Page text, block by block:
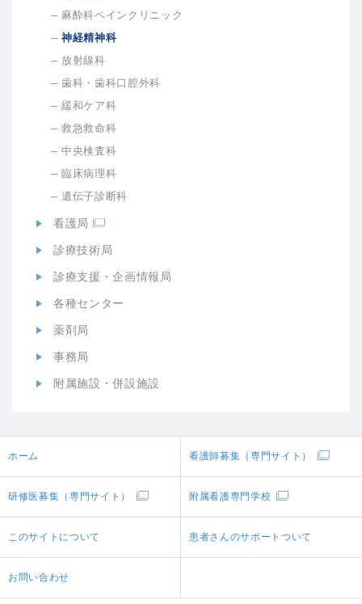
麻酔科ペインクリニック
神経精神科
放射線科
歯科・歯科口腔外科
緩和ケア科
救急救命科
中央検査科
臨床病理科
遺伝子診断科
看護局
診療技術局
診療支援・企画情報局
各種センター
薬剤局
事務局
附属施設・併設施設
ホーム 看護師募集（専門サイト）
研修医募集（専門サイト） 附属看護専門学校
このサイトについて 患者さんのサポートついて
お問い合わせ